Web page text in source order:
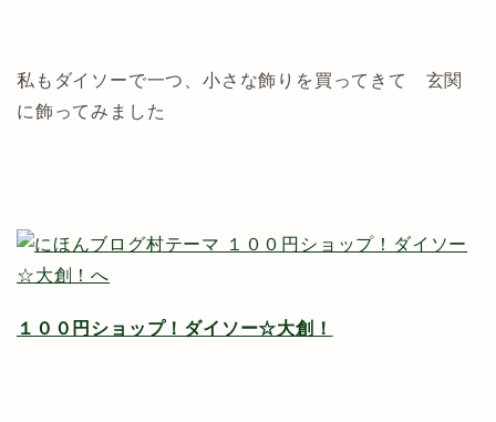
私もダイソーで一つ、小さな飾りを買ってきて 玄関
に飾ってみました
１００円ショップ！ダイソー☆大創！